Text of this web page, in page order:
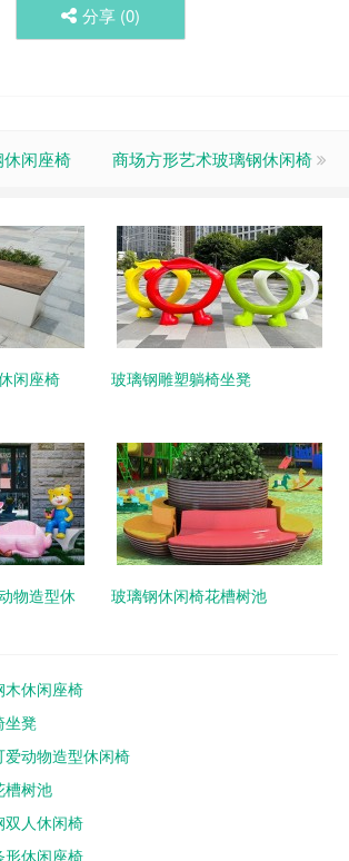
分享 (0)
闲座椅 商场方形艺术玻璃钢休闲椅
闲座椅 玻璃钢雕塑躺椅坐凳
物造型休
玻璃钢休闲椅花槽树池
木休闲座椅
坐凳
动物造型休闲椅
槽树池
双人休闲椅
形休闲座椅